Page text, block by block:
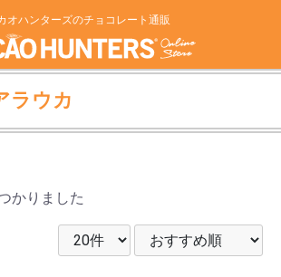
オハンターズのチョコレート通販
ラウカ
かりました